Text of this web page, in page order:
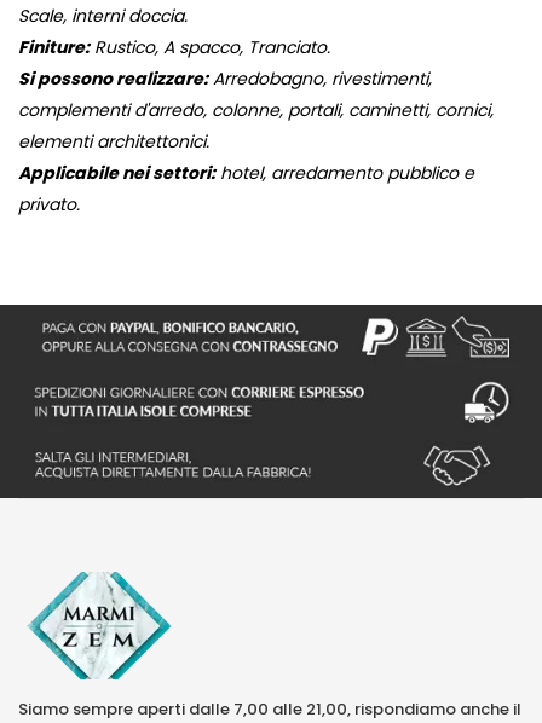
Scale, interni doccia.
Finiture:Rustico, A spacco, Tranciato.
Si possono realizzare:Arredobagno, rivestimenti,
complementi d'arredo, colonne, portali, caminetti, cornici,
elementi architettonici.
Applicabile nei settori:hotel, arredamento pubblico e
privato.
Siamo sempre aperti dalle 7,00 alle 21,00, rispondiamo anche il